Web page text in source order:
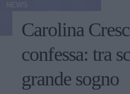
Carolina
confessa: tra
grande sogno